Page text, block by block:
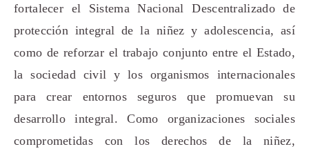
fortalecer el Sistema Nacional Descentralizado de
protección integral de la niñez y adolescencia, así
como de reforzar el trabajo conjunto entre el Estado,
la sociedad civil y los organismos internacionales
para crear entornos seguros que promuevan su
desarrollo integral. Como organizaciones sociales
comprometidas con los derechos de la niñez,